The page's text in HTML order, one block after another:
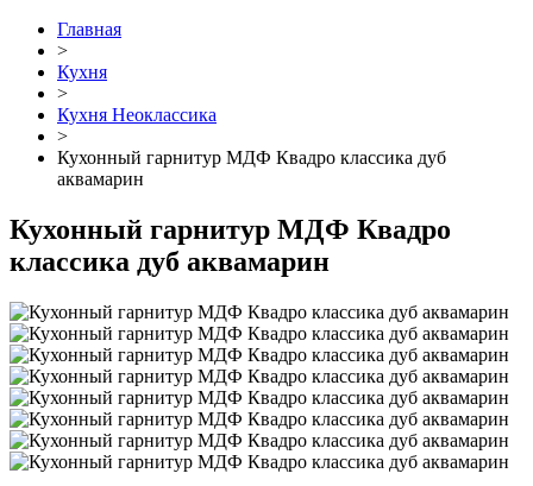
Главная
>
Кухня
>
Кухня Неоклассика
>
Кухонный гарнитур МДФ Квадро классика дуб
аквамарин
Кухонный гарнитур МДФ Квадро
классика дуб аквамарин